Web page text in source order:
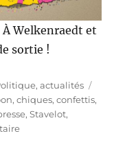
À Welkenraedt et
sortie !
actualités
,chiques,confettis,
,Stavelot,
sur